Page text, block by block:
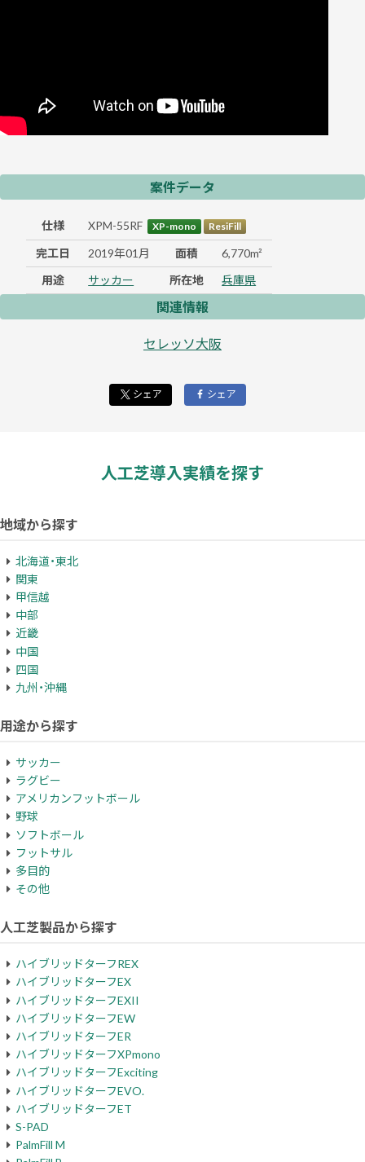
案件データ
仕様 XPM-55RF XP-mono ResiFill
完工日 2019年01月 面積
6,770m²
用途
サッカー 所在地 兵庫県
関連情報
セレッソ大阪
シェア シェア
人工芝導入実績を探す
地域から探す
北海道・東北
関東
甲信越
中部
近畿
中国
四国
九州・沖縄
用途から探す
サッカー
ラグビー
アメリカンフットボール
野球
ソフトボール
フットサル
多目的
その他
人工芝製品から探す
ハイブリッドターフREX
ハイブリッドターフEX
ハイブリッドターフEXII
ハイブリッドターフEW
ハイブリッドターフER
ハイブリッドターフXPmono
ハイブリッドターフExciting
ハイブリッドターフEVO.
ハイブリッドターフET
S-PAD
PalmFill M